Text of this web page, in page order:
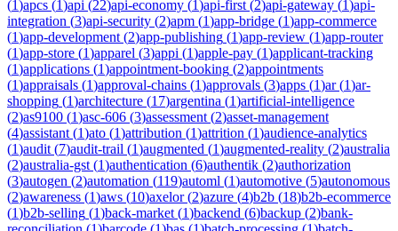
(1)apcs (1)api (22)api-economy (1)api-first (2)api-gateway (1)api-
integration (3)api-security (2)apm (1)app-bridge (1)app-commerce
(1)app-development (2)app-publishing (1)app-review (1)app-router
(1)app-store (1)apparel (3)appi (1)apple-pay (1)applicant-tracking
(1)applications (1)appointment-booking (2)appointments
(1)appraisals (1)approval-chains (1)approvals (3)apps (1)ar(1)ar-
shopping (1)architecture (17)argentina (1)artificial-intelligence
(2)as9100 (1)asc-606 (3)assessment (2)asset-management
(4)assistant (1)ato (1)attribution (1)attrition (1)audience-analytics
(1)audit (7)audit-trail (1)augmented (1)augmented-reality (2)australia
(2)australia-gst (1)authentication (6)authentik (2)authorization
(3)autogen (2)automation (119)automl (1)automotive (5)autonomous
(2)awareness (1)aws (10)axelor(2)azure (4)b2b (18)b2b-ecommerce
(1)b2b-selling (1)back-market (1)backend (6)backup (2)bank-